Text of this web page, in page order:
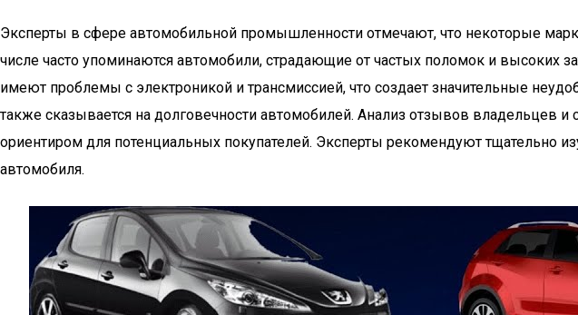
Эксперты в сфере автомобильной промышленности отмечают, что некоторые
числе часто упоминаются автомобили, страдающие от частых поломок и
имеют проблемы с электроникой и трансмиссией, что создает значительные
также сказывается на долговечности автомобилей. Анализ отзывов
ориентиром для потенциальных покупателей. Эксперты рекомендуют тщательно
автомобиля.